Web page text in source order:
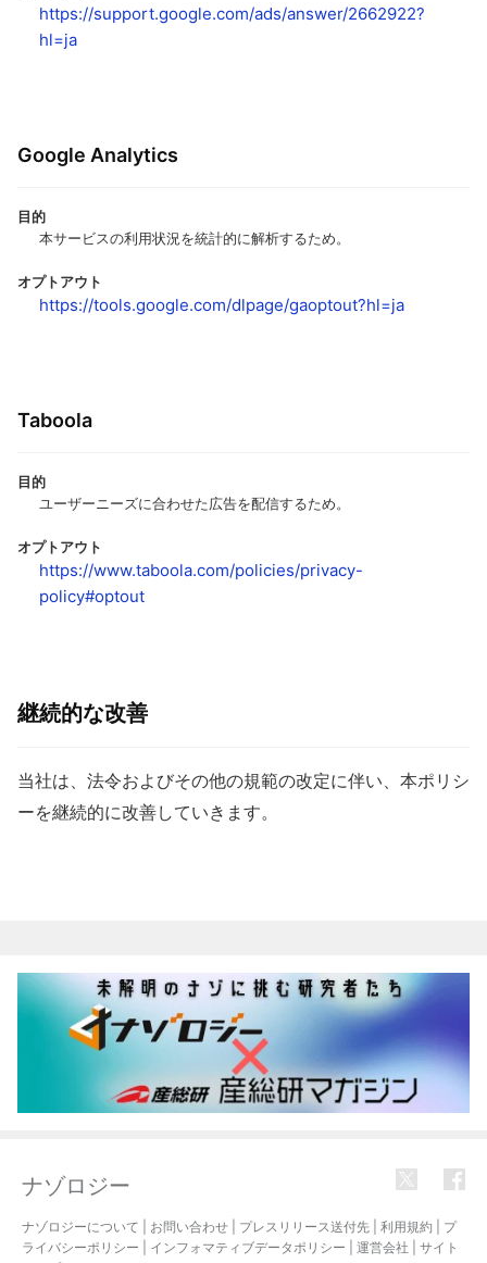
https://support.google.com/ads/answer/2662922?
hl=ja
Google Analytics
目的
本サービスの利用状況を統計的に解析するため。
オプトアウト
https://tools.google.com/dlpage/gaoptout?hl=ja
Taboola
目的
ユーザーニーズに合わせた広告を配信するため。
オプトアウト
https://www.taboola.com/policies/privacy-
policy#optout
継続的な改善
当社は、法令およびその他の規範の改定に伴い、本ポリシ
ーを継続的に改善していきます。
ナゾロジー
ナゾロジーについて お問い合わせ プレスリリース送付先 利用規約
プ
ライバシーポリシー
インフォマティブデータポリシー 運営会社
サイト